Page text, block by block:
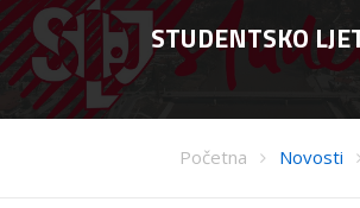
STUDENTSKO
Početna Novosti